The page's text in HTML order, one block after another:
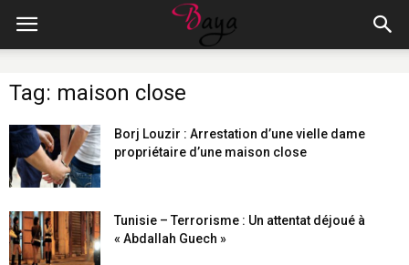
Tag: maison close
Borj Louzir : Arrestation d’une vielle dame
propriétaire d’une maison close
Tunisie – Terrorisme : Un attentat déjoué à
« Abdallah Guech »